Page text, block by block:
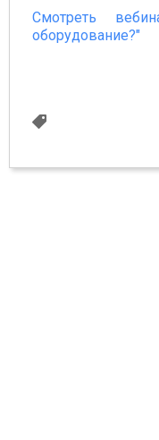
Смотреть
оборудование?"